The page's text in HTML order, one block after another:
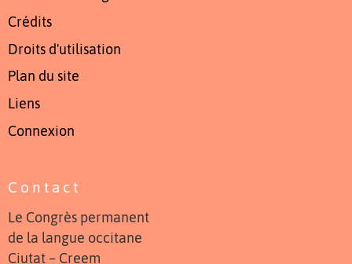
Crédits
Droits d'utilisation
Plan du site
Liens
Connexion
Contact
Le Congrès permanent
de la langue occitane
Ciutat – Creem